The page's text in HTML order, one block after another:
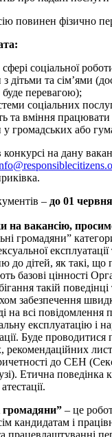
повинен фізично
соціальної
з дітьми та сім’ями
перевагою);
соціальних
та вміння
у громадських або
на дану
– до 01
на вакансію,
громадяни”
до дітей, як такі,
базові цінності
такій поведінці
забезпечення
на всі повідомлення
експлуатацію і
Буде проводитися
рекомендаційних
до СЕН
Етична поведінка
громадяни” – це
кандидатам і
працевлаштуванні